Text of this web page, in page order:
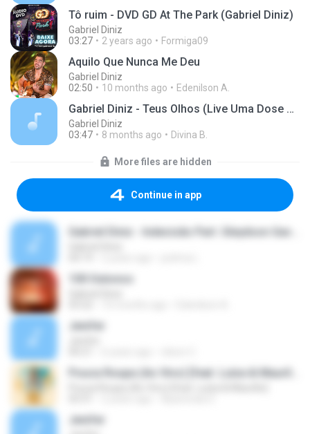
Tô ruim - DVD GD At The Park (Gabriel Diniz)
Gabriel Diniz
03:27
2 years ago Formiga09
Aquilo Que Nunca Me Deu
Gabriel Diniz
02:50
10 months ago Edenilson A.
Gabriel Diniz - Teus Olhos (Live Uma Dose com GD 🥃)
Gabriel Diniz
03:47
8 months ago Divina B.
More files are hidden
Continue in app
100 Outonos
Jenifer
Jenifer